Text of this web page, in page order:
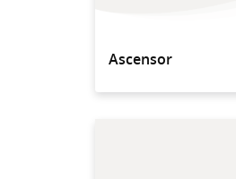
Ascensor